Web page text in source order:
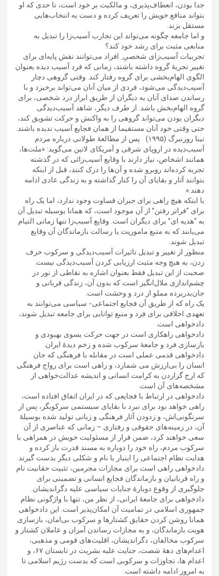
جدا بودن، انعطاف‌پذيری، و مالکيت بر خود است، تا حدی که او
بتواند منافع خويش را تعريف کرده و دست به انتخاب‌هايی
مستقل بزند.
و اما جامعه چگونه می‌تواند اين تجارب آسيب‌زا را تبديل به
منابعی مثبت برای رشد خود کند؟
تجربيات آسيب‌زای شخصیِ ِ افراد می‌توانند نقش پايه‌ای برای
تغيير تجربۀ گروه داشته باشند، زمانی که فرد آسيب ديده بعنوان
الگوی الهام‌بخشی برای گروه رفتار کند. وقتی گروهی دچار
آسيب‌ديدگی می‌شود، فردی از ميان آنان می‌تواند برخيزد و با
رساندن صدای آنان به ديگران از طريق ابراز درد شخصی، برای
گروه الهام‌بخش باشد. از طرف ديگر، شاهد آسيب‌ديدگی
ديگران بودن می‌تواند گروهی را به واکنش و حرکت تشويق کند،
حتی وقتی خود آنان مستقيما از همان فجايع آسيب نديده باشند.
تينا روزنبرگ (۱۹۹۵) پس از مطالعۀ طولانی درباره مردم
آسيب‌ديده در اروپای شرقی و آمريکای لاتين می‌گويد: «ملت‌ها،
همانند اشخاص، نياز دارند با وقايع آسيب‌زائی که در گذشته
تجربه کرده‌اند روبرو شده و آن‌ها را درک کنند، قبل از اينکه
بتوانند آثار و بقايای آن را کنار گذاشته و به زندگی عادی ادامه
دهند.»
با اينکه هيچ راهی برای جبران قساوت وجود ندارد، اما يک راه
برای “فراتر رفتن” از آن موجود است، که همانا بوسيله تبديل آن
به “هديه ای” برای ديگران است. وقايع آسيب‌زا تنها زمانی التيام
می‌يابند که به منبع ماموريت يا رسالت بازماندگان آن وقايع
تبديل شوند.
منظور از تغيير و تبديل تاثيرات آسيب‌ديدگی و سرکوب حرف
زدن، به هيچ وجه مثبت ارزيابی کردن آسيب‌ديدگی نيست.
صحبت از اين تبديل فقط بعنوان اشاره به نقاطی از نور در
چشم‌اندازی ملال‌انگيز است که بدون آن، زندگی قربانی و
جان‌بدربرده مملو از درد و وحشت است.
يک راه که از طريق آن فجايع اجتماعی- سياسی می‌توانند به
تعهدی اخلاقی برای فرد و منبع توانايی‌ برای جامعه تبديل شوند،
دادخواهی است.
دادخواهی راهکاری است در جهت حرکت بسوی بهبودی و
بازسازی فرد و جامعۀ سرکوب شده و زخم ديدۀ ايران.
دادخواهی قدمی عملی است در مقابله با فرهنگی که جان
انسان را بی‌ارزش می شمارد، و راهی است برای رواج فرهنگی
که ارج گزاردن به کرامت انسانی و انديشه عدالت‌خواهی از
مشخصه‌های آن است.
دادخواهی در ارتباط با فجايعی که در ايران اتفاق افتاده است،
راهی خواهد بود برای نبرد با بقايای سيستمی سرکوبگر، پس از
سرنگونی‌اش، و زدودن آثار فرهنگی و زبانی توليد شده بوسيلۀ
آن، در زمينه‌های حقوقی و رفتاری – زمانی که عناصری از آن
سعی خواهند کرد، ضمن فرار از مسئوليت خويش در همراهی با
سرکوب مردم، راه خود را دوباره به مسند قدرت باز کرده و
هدايت نظام اجتماعی را اينبار با نام و شکلی ديگر بدست گيرند.
دادخواهی راهی است برای مجازات مجرمين، تثبيت حقانيت نام
و راه قربانيان و بازماندگان فجايع انسانی و تضمينی برای
جلوگيری از وقوع دوبارۀ جنايات سياسی عليه دگرانديشان.
دادخواهی برای جامعۀ ايرانی، از نظر من، تنها با واژگونی نظام
جمهوری اسلامی در تماميت آن امکان‌پذير است. اين دادخواهی
همانا روشن کردن حقايق کشتارها و سرکوب بی‌امان، بازسازی
هويت بازماندگان، و به مجازات رساندن آمران و عاملان کشتار و
سرکوب مخالفان، دگرانديشان، اقليت‌های قومی و مذهبی،
اعدام‌های دهۀ شصت، جنايت عليه بشريت در تابستان ۶۷، و
اعدام ها، تجاوزات و سرکوبی است که بدست رژيم اسلامی تا
به امروز ادامه داشته است.